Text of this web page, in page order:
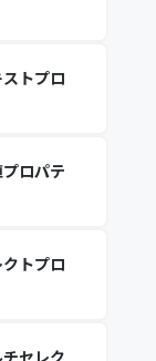
トプロ
ロパテ
トプロ
セレク